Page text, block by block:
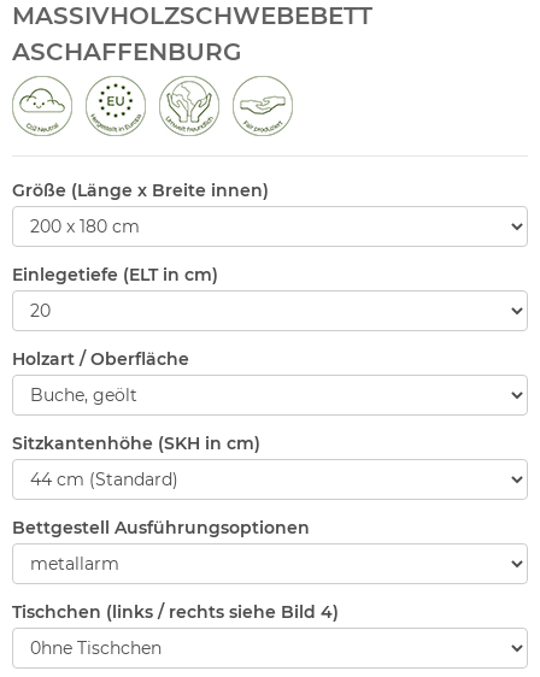
MASSIVHOLZSCHWEBEBETT
ASCHAFFENBURG
Größe (Länge x Breite innen)
Einlegetiefe (ELT in cm)
Holzart / Oberfläche
Sitzkantenhöhe (SKH in cm)
Bettgestell Ausführungsoptionen
Tischchen (links / rechts siehe Bild 4)